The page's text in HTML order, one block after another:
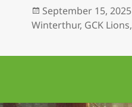
Veröffentlicht
am
September 15, 2025
Winterthur, GCK Lions,